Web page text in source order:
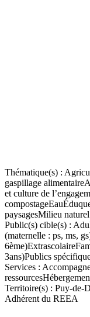
Thématique(s) :
gaspillage alimentaire
et culture de
compostageEau
paysagesMilieu
Public(s) cible(s) :
(maternelle : ps, ms,
6ème)Extrascolaire
3ans)Publics
Services :
ressources
Territoire(s) : Puy-de-
Adhérent du REEA